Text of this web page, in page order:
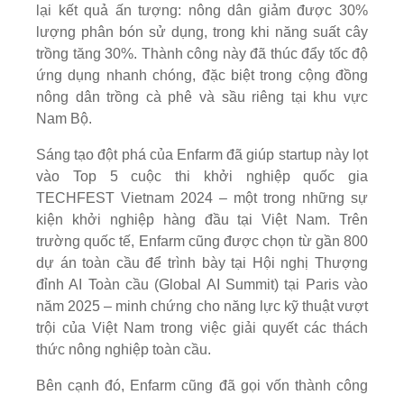
lại kết quả ấn tượng: nông dân giảm được 30%
lượng phân bón sử dụng, trong khi năng suất cây
trồng tăng 30%. Thành công này đã thúc đẩy tốc độ
ứng dụng nhanh chóng, đặc biệt trong cộng đồng
nông dân trồng cà phê và sầu riêng tại khu vực
Nam Bộ.
Sáng tạo đột phá của Enfarm đã giúp startup này lọt
vào Top 5 cuộc thi khởi nghiệp quốc gia
TECHFEST Vietnam 2024 – một trong những sự
kiện khởi nghiệp hàng đầu tại Việt Nam. Trên
trường quốc tế, Enfarm cũng được chọn từ gần 800
dự án toàn cầu để trình bày tại Hội nghị Thượng
đỉnh AI Toàn cầu (Global AI Summit) tại Paris vào
năm 2025 – minh chứng cho năng lực kỹ thuật vượt
trội của Việt Nam trong việc giải quyết các thách
thức nông nghiệp toàn cầu.
Bên cạnh đó, Enfarm cũng đã gọi vốn thành công